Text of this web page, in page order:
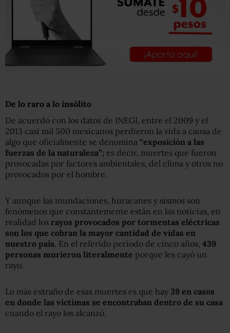
De lo raro a lo insólito
De acuerdo con los datos de INEGI, entre el 2009 y el
2013 casi mil 500 mexicanos perdieron la vida a causa de
algo que oficialmente se denomina “exposición a las
fuerzas de la naturaleza”; es decir, muertes que fueron
provocadas por factores ambientales, del clima y otros no
provocados por el hombre.
Y aunque las inundaciones, huracanes y sismos son
fenómenos que constantemente están en las noticias, en
realidad los rayos provocados por tormentas eléctricas
son los que cobran la mayor cantidad de vidas en
nuestro país. En el referido periodo de cinco años, 439
personas murieron literalmente porque les cayó un
rayo.
Lo más extraño de esas muertes es que hay 39 en casos
en donde las víctimas se encontraban dentro de su casa
cuando el rayo los alcanzó.